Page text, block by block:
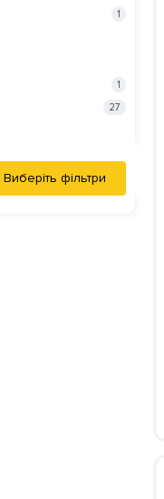
1
1
27
Виберіть фільтри